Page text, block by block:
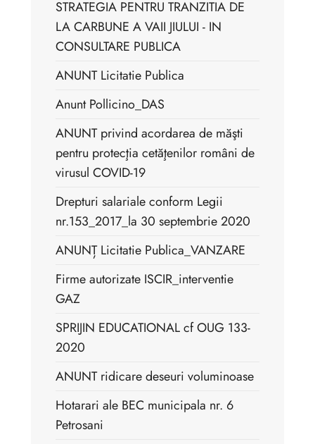
STRATEGIA PENTRU TRANZITIA DE
LA CARBUNE A VAII JIULUI - IN
CONSULTARE PUBLICA
ANUNT Licitatie Publica
Anunt Pollicino_DAS
ANUNT privind acordarea de măşti
pentru protecţia cetăţenilor români de
virusul COVID-19
Drepturi salariale conform Legii
nr.153_2017_la 30 septembrie 2020
ANUNȚ Licitatie Publica_VANZARE
Firme autorizate ISCIR_interventie
GAZ
SPRIJIN EDUCATIONAL cf OUG 133-
2020
ANUNT ridicare deseuri voluminoase
Hotarari ale BEC municipala nr. 6
Petrosani